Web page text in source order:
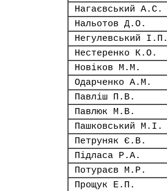
Нагаєвський А.С.
Нальотов Д.О.
Негулевський І.П.
Нестеренко К.О.
Новіков М.М.
Одарченко А.М.
Павліш П.В.
Павлюк М.В.
Пашковський М.І.
Петруняк Є.В.
Підласа Р.А.
Потураєв М.Р.
Прощук Е.П.